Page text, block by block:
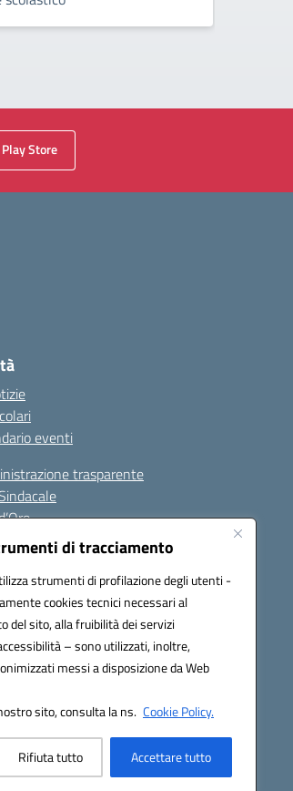
di tracciamento
strumenti di profilazione degli utenti -
cookies tecnici necessari al
del sito, alla fruibilità dei servizi
– sono utilizzati, inoltre,
messi a disposizione da Web
sito, consulta la ns. Cookie Policy.
Rifiuta tutto Accettare tutto
Play Store
eventi
trasparente
su: